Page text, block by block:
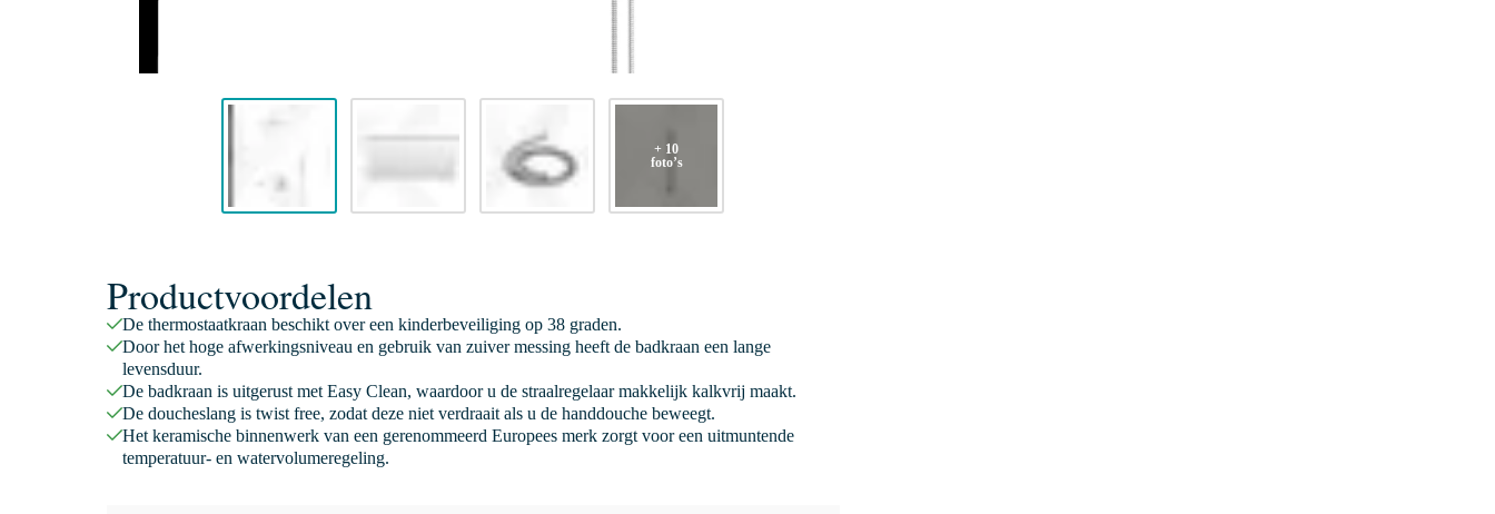
+ 10
foto’s
Productvoordelen
De thermostaatkraan beschikt over een kinderbeveiliging op 38 graden.
Door het hoge afwerkingsniveau en gebruik van zuiver messing heeft de badkraan een lange
levensduur.
De badkraan is uitgerust met Easy Clean, waardoor u de straalregelaar makkelijk kalkvrij maakt.
De doucheslang is twist free, zodat deze niet verdraait als u de handdouche beweegt.
Het keramische binnenwerk van een gerenommeerd Europees merk zorgt voor een uitmuntende
temperatuur- en watervolumeregeling.